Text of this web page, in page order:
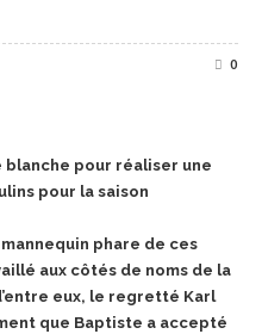
0
pour réaliser une
pour la saison
phare de ces
aux côtés de noms de la
eux, le regretté Karl
que Baptiste a accepté